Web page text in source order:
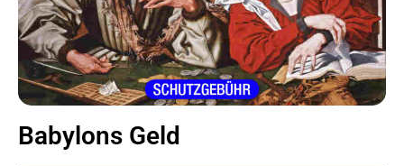
Babylons Geld